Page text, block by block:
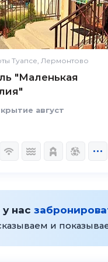
Туапсе, Лермонтово
"Маленькая
август
у нас
и